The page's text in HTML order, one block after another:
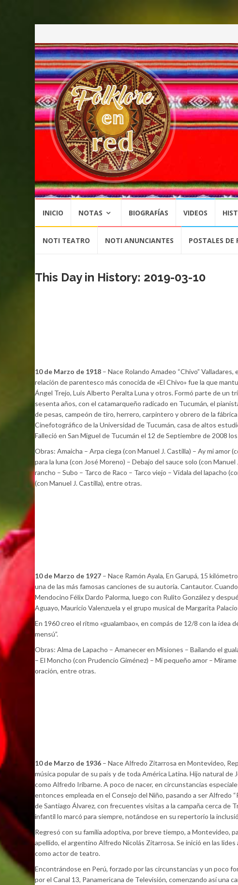
contenido
INICIO NOTAS BIOGRAFÍAS VIDEOS
NOTI TEATRO NOTI ANUNCIANTES POSTALES DE
This Day in History: 2019-03-10
10 de Marzo de 1918 – Nace Rolando Amadeo “Chivo”
relación de parentesco más conocida de «El Chivo» fue la que
Ángel Trejo, Luis Alberto Peralta Luna y otros. Formó parte de un
sesenta años, con el catamarqueño radicado en Tucumán, el
de pesas, campeón de tiro, herrero, carpintero y obrero de la
Cinefotográfico de la Universidad de Tucumán, casa de altos
Falleció en San Miguel de Tucumán el 12 de Septiembre de 2008
Obras: Amaicha – Arpa ciega (con Manuel J. Castilla) – Ay mi amor
para la luna (con José Moreno) – Debajo del sauce solo (con
rancho – Subo – Tarco de Raco – Tarco viejo – Vidala del lapacho
(con Manuel J. Castilla), entre otras.
10 de Marzo de 1927 – Nace Ramón Ayala, En Garupá, 15
una de las más famosas canciones de su autoría. Cantautor.
Mendocino Félix Dardo Palorma, luego con Rulito González y
Aguayo, Mauricio Valenzuela y el grupo musical de Margarita
En 1960 creo el ritmo «gualambao», en compás de 12/8 con la
mensú”.
Obras: Alma de Lapacho – Amanecer en Misiones – Bailando el
– El Moncho (con Prudencio Giménez) – Mi pequeño amor –
oración, entre otras.
10 de Marzo de 1936 – Nace Alfredo Zitarrosa en Montevideo,
música popular de su país y de toda América Latina. Hijo natural
como Alfredo Iribarne. A poco de nacer, en circunstancias
entonces empleada en el Consejo del Niño, pasando a ser Alfredo
de Santiago Álvarez, con frecuentes visitas a la campaña cerca de
infantil lo marcó para siempre, notándose en su repertorio la
Regresó con su familia adoptiva, por breve tiempo, a Montevideo,
apellido, el argentino Alfredo Nicolás Zitarrosa. Se inició en las
como actor de teatro.
Encontrándose en Perú, forzado por las circunstancias y un poco
por el Canal 13, Panamericana de Televisión, comenzando así una